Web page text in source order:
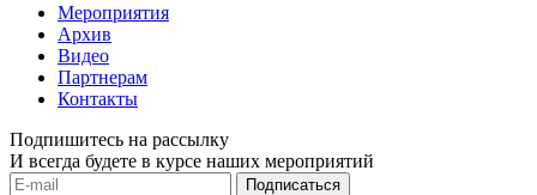
Мероприятия
Архив
Видео
Партнерам
Контакты
Подпишитесь на рассылку
И всегда будете в курсе наших мероприятий
Подписаться